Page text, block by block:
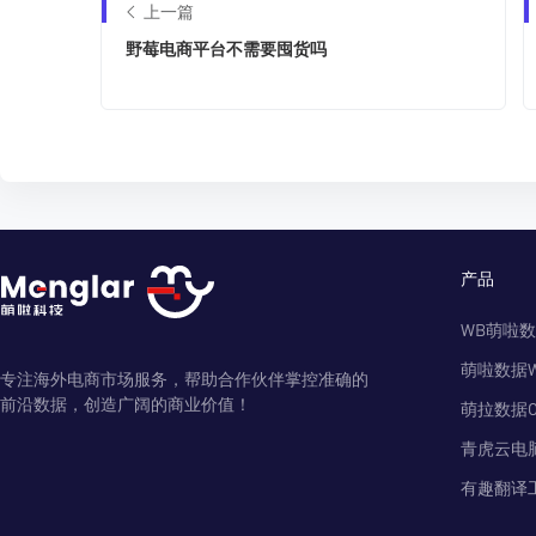
上一篇
野莓电商平台不需要囤货吗
专注海外电商市场服务，帮助合作伙伴掌控准确的
前沿数据，创造广阔的商业价值！
产品
WB萌啦
萌啦数据
萌拉数据
青虎云电
有趣翻译